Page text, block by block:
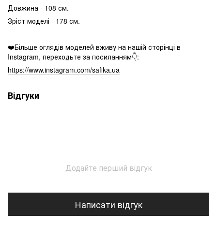
Довжина - 108 см.
Зріст моделі - 178 см.
❤️Більше оглядів моделей вживу на нашій сторінці в
Instagram, переходьте за посиланням👇:
https://www.instagram.com/safika.ua
Відгуки
Додайте перший відгук
Написати відгук